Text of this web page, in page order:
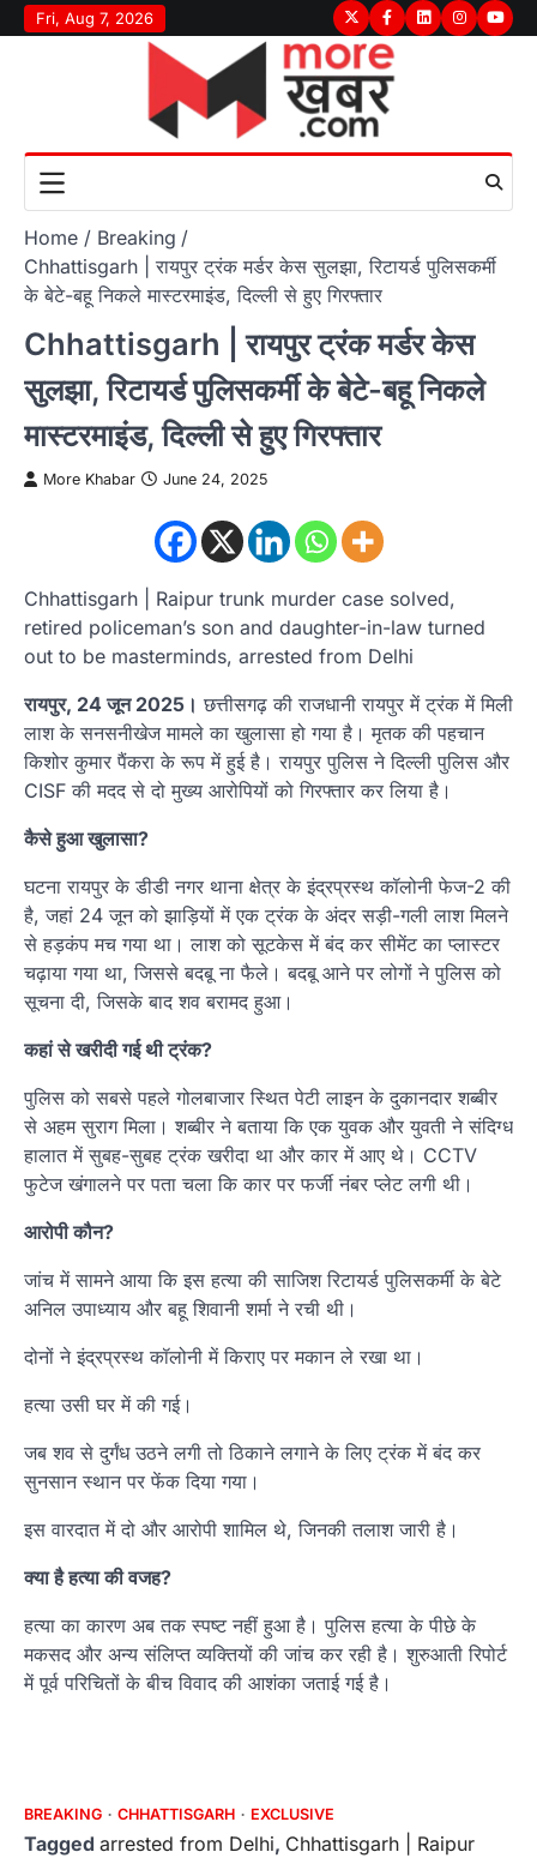
Skip
to
Fri, Aug 7, 2026 TwitterFacebook
LinkedInInstagram
Home
Breaking
Chhattisgarh | रायपुर ट्रंक मर्डर केस सुलझा, रिटायर्ड पुलिसकर्मी
के बेटे-बहू निकले मास्टरमाइंड, दिल्ली से हुए गिरफ्तार
Chhattisgarh | रायपुर ट्रंक मर्डर केस
सुलझा, रिटायर्ड पुलिसकर्मी के बेटे-बहू निकले
मास्टरमाइंड, दिल्ली से हुए गिरफ्तार
More Khabar June 24, 2025
Chhattisgarh | Raipur trunk murder case solved,
retired policeman’s son and daughter-in-law turned
out to be masterminds, arrested from Delhi
रायपुर, 24 जून 2025। छत्तीसगढ़ की राजधानी रायपुर में ट्रंक में मिली
लाश के सनसनीखेज मामले का खुलासा हो गया है। मृतक की पहचान
किशोर कुमार पैंकरा के रूप में हुई है। रायपुर पुलिस ने दिल्ली पुलिस और
CISF की मदद से दो मुख्य आरोपियों को गिरफ्तार कर लिया है।
कैसे हुआ खुलासा?
घटना रायपुर के डीडी नगर थाना क्षेत्र के इंद्रप्रस्थ कॉलोनी फेज-2 की
है, जहां 24 जून को झाड़ियों में एक ट्रंक के अंदर सड़ी-गली लाश मिलने
से हड़कंप मच गया था। लाश को सूटकेस में बंद कर सीमेंट का प्लास्टर
चढ़ाया गया था, जिससे बदबू ना फैले। बदबू आने पर लोगों ने पुलिस को
सूचना दी, जिसके बाद शव बरामद हुआ।
कहां से खरीदी गई थी ट्रंक?
पुलिस को सबसे पहले गोलबाजार स्थित पेटी लाइन के दुकानदार शब्बीर
से अहम सुराग मिला। शब्बीर ने बताया कि एक युवक और युवती ने संदिग्ध
हालात में सुबह-सुबह ट्रंक खरीदा था और कार में आए थे। CCTV
फुटेज खंगालने पर पता चला कि कार पर फर्जी नंबर प्लेट लगी थी।
आरोपी कौन?
जांच में सामने आया कि इस हत्या की साजिश रिटायर्ड पुलिसकर्मी के बेटे
अनिल उपाध्याय और बहू शिवानी शर्मा ने रची थी।
दोनों ने इंद्रप्रस्थ कॉलोनी में किराए पर मकान ले रखा था।
हत्या उसी घर में की गई।
जब शव से दुर्गंध उठने लगी तो ठिकाने लगाने के लिए ट्रंक में बंद कर
सुनसान स्थान पर फेंक दिया गया।
इस वारदात में दो और आरोपी शामिल थे, जिनकी तलाश जारी है।
क्या है हत्या की वजह?
हत्या का कारण अब तक स्पष्ट नहीं हुआ है। पुलिस हत्या के पीछे के
मकसद और अन्य संलिप्त व्यक्तियों की जांच कर रही है। शुरुआती रिपोर्ट
में पूर्व परिचितों के बीच विवाद की आशंका जताई गई है।
BREAKING CHHATTISGARH EXCLUSIVE
Tagged arrested from Delhi, Chhattisgarh | Raipur